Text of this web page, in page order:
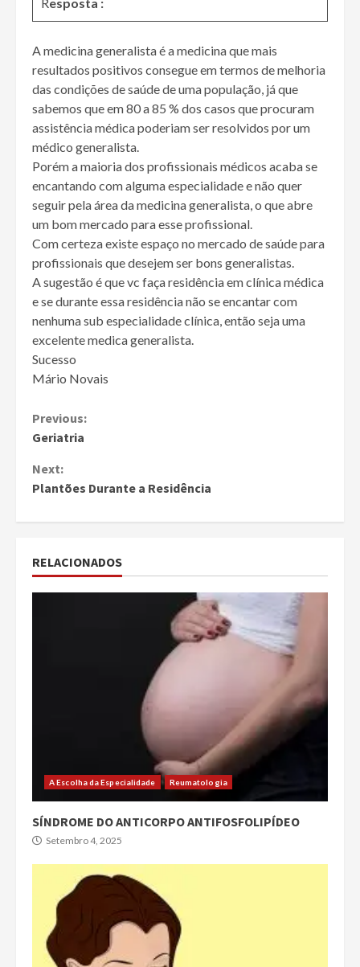
Resposta :
A medicina generalista é a medicina que mais
resultados positivos consegue em termos de melhoria
das condições de saúde de uma população, já que
sabemos que em 80 a 85 % dos casos que procuram
assistência médica poderiam ser resolvidos por um
médico generalista.
Porém a maioria dos profissionais médicos acaba se
encantando com alguma especialidade e não quer
seguir pela área da medicina generalista, o que abre
um bom mercado para esse profissional.
Com certeza existe espaço no mercado de saúde para
profissionais que desejem ser bons generalistas.
A sugestão é que vc faça residência em clínica médica
e se durante essa residência não se encantar com
nenhuma sub especialidade clínica, então seja uma
excelente medica generalista.
Sucesso
Mário Novais
Continue
Previous:
Geriatria
Next:
Plantões Durante a Residência
RELACIONADOS
A Escolha da Especialidade Reumatologia
SÍNDROME DO ANTICORPO ANTIFOSFOLIPÍDEO
Setembro 4, 2025